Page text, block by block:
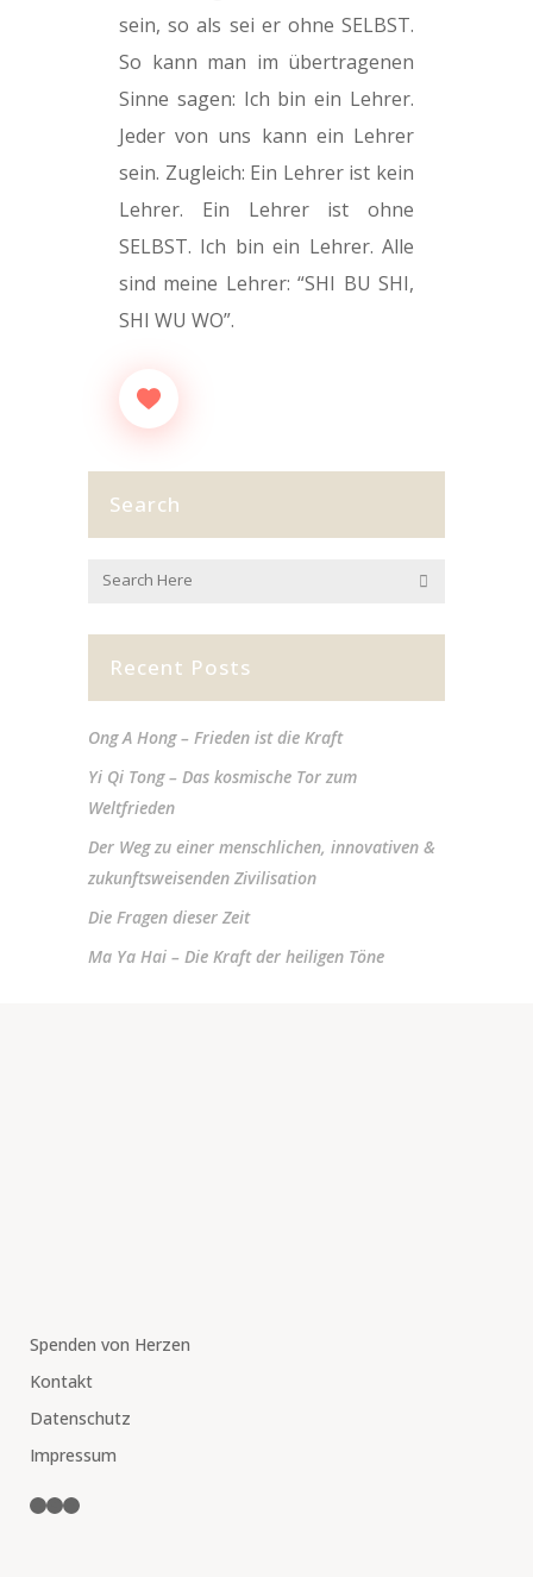
sein, so als sei er ohne SELBST.
So kann man im übertragenen
Sinne sagen: Ich bin ein Lehrer.
Jeder von uns kann ein Lehrer
sein. Zugleich: Ein Lehrer ist kein
Lehrer. Ein Lehrer ist ohne
SELBST. Ich bin ein Lehrer. Alle
sind meine Lehrer: “SHI BU SHI,
SHI WU WO”.
Search
Recent Posts
Ong A Hong – Frieden ist die Kraft
Yi Qi Tong – Das kosmische Tor zum
Weltfrieden
Der Weg zu einer menschlichen, innovativen &
zukunftsweisenden Zivilisation
Die Fragen dieser Zeit
Ma Ya Hai – Die Kraft der heiligen Töne
Spenden von Herzen
Kontakt
Datenschutz
Impressum
Facebook
Instagram
YouTube